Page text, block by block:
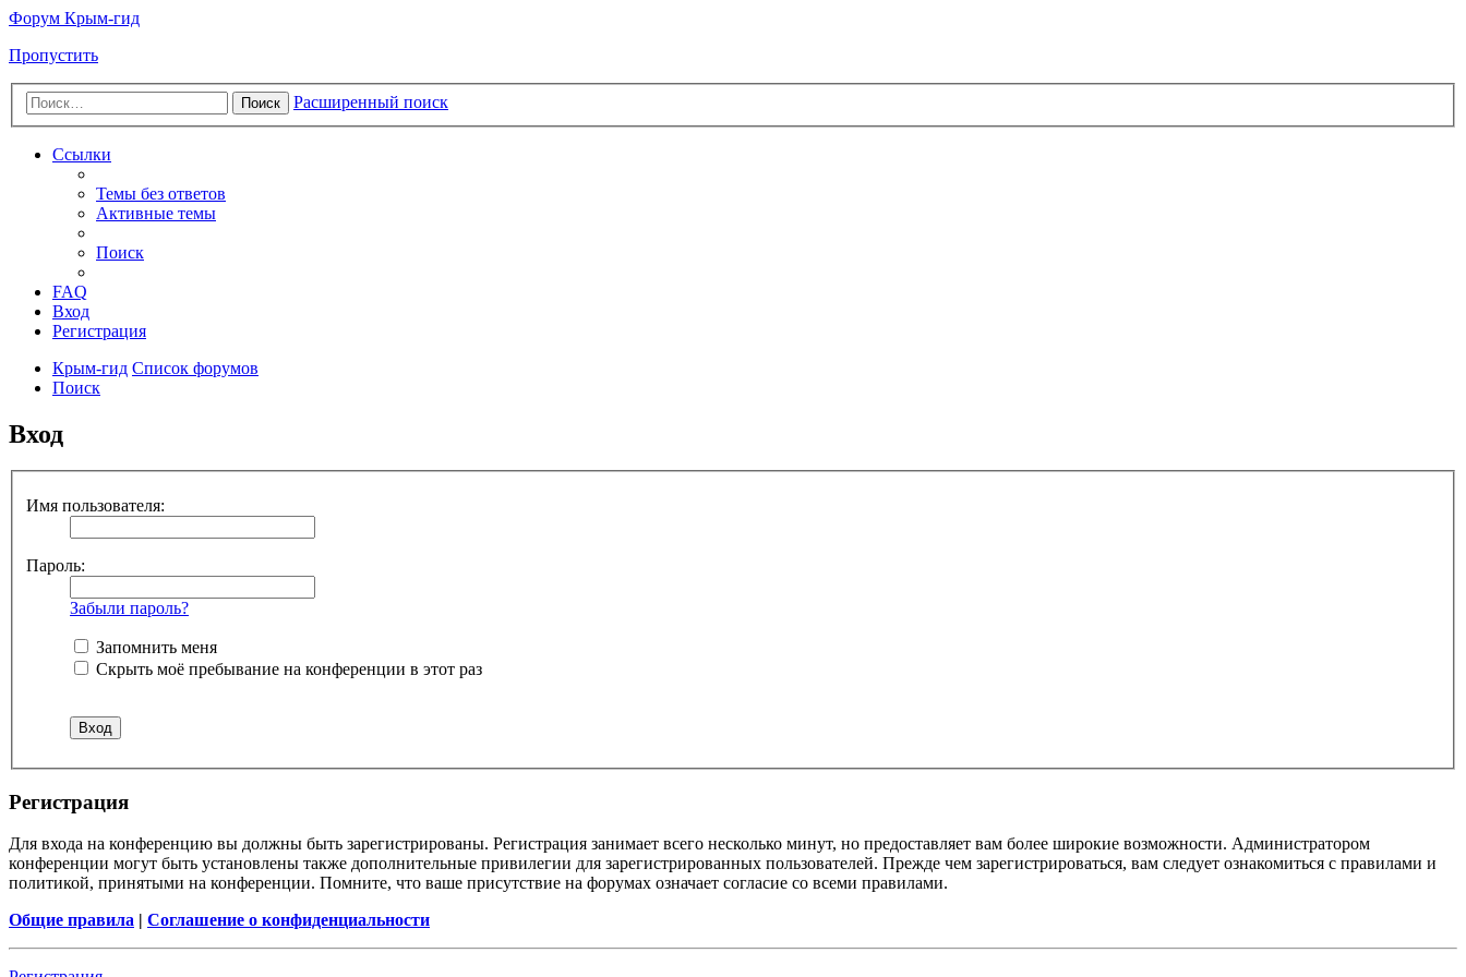
Форум Крым-гид
Пропустить
Поиск Расширенный поиск
Ссылки
Темы без ответов
Активные темы
Поиск
FAQ
Вход
Регистрация
Крым-гид Список форумов
Поиск
Вход
Имя пользователя:
Пароль:
Забыли пароль?
Запомнить меня
Скрыть моё пребывание на конференции в этот раз
Регистрация
Для входа на конференцию вы должны быть зарегистрированы. Регистрация занимает всего несколько минут, но предоставляет вам более широкие возможности. Администратором
конференции могут быть установлены также дополнительные привилегии для зарегистрированных пользователей. Прежде чем зарегистрироваться, вам следует ознакомиться с правилами и
политикой, принятыми на конференции. Помните, что ваше присутствие на форумах означает согласие со всеми правилами.
Общие правила | Соглашение о конфиденциальности